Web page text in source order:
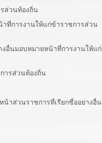
ส่วนท้องถิ่น
ที่การงานให้แก่ข้าราชการส่วน
งอื่นมอบหมายหน้าที่การงานให้แก่
ารส่วนท้องถิ่น
น้าส่วนราชการที่เรียกชื่ออย่างอื่น